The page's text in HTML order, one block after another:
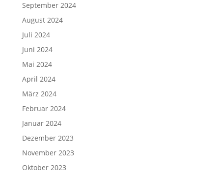
September 2024
August 2024
Juli 2024
Juni 2024
Mai 2024
April 2024
März 2024
Februar 2024
Januar 2024
Dezember 2023
November 2023
Oktober 2023